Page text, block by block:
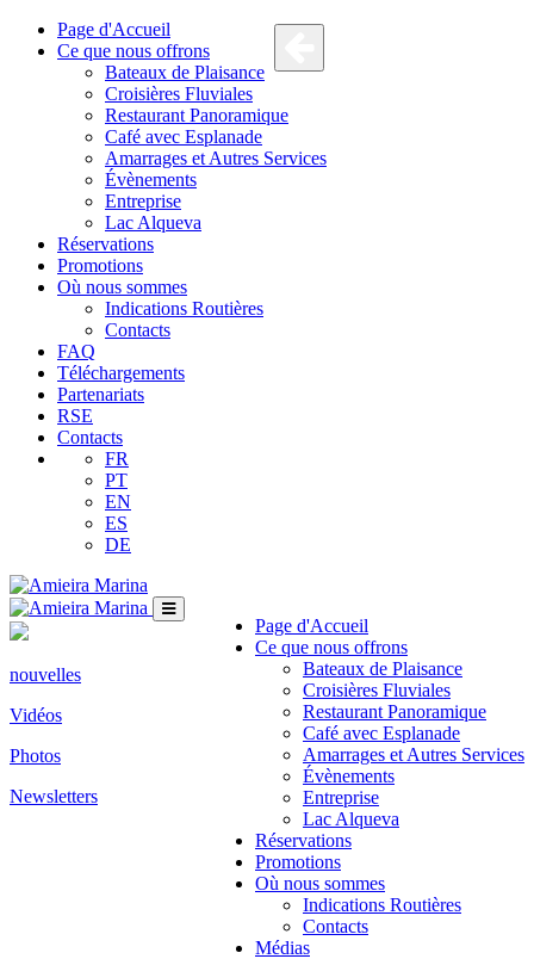
Page d'Accueil
Ce que nous offrons
Bateaux de Plaisance
Croisières Fluviales
Restaurant Panoramique
Café avec Esplanade
Amarrages et Autres Services
Évènements
Entreprise
Lac Alqueva
Réservations
Promotions
Où nous sommes
Indications Routières
Contacts
FAQ
Téléchargements
Partenariats
RSE
Contacts
FR
PT
EN
ES
DE
Page d'Accueil
Ce que nous offrons
Bateaux de Plaisance
Croisières Fluviales
Restaurant Panoramique
Café avec Esplanade
Amarrages et Autres Services
Évènements
Entreprise
Lac Alqueva
Réservations
Promotions
Où nous sommes
Indications Routières
Contacts
Médias
nouvelles
Vidéos
Photos
Newsletters